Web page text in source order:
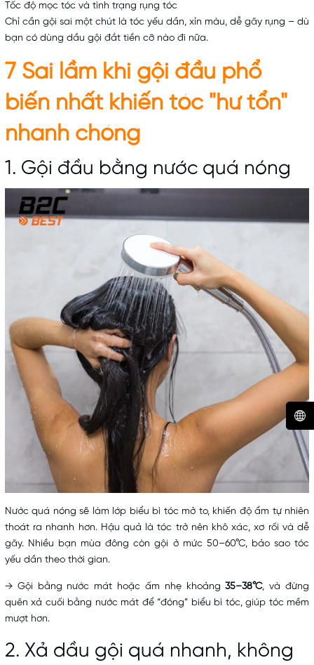
Tốc độ mọc tóc và tình trạng rụng tóc
Chỉ cần gội sai một chút là tóc yếu dần, xỉn màu, dễ gãy rụng – dù
bạn có dùng dầu gội đắt tiền cỡ nào đi nữa.
7 Sai lầm khi gội đầu phổ
biến nhất khiến tóc "hư tổn"
nhanh chóng
1. Gội đầu bằng nước quá nóng
Nước quá nóng sẽ làm lớp biểu bì tóc mở to, khiến độ ẩm tự nhiên
thoát ra nhanh hơn. Hậu quả là tóc trở nên khô xác, xơ rối và dễ
gãy. Nhiều bạn mùa đông còn gội ở mức 50–60°C, bảo sao tóc
yếu dần theo thời gian.
→ Gội bằng nước mát hoặc ấm nhẹ khoảng35–38°C, và đừng
quên xả cuối bằng nước mát để “đóng” biểu bì tóc, giúp tóc mềm
mượt hơn.
2. Xả dầu gội quá nhanh, không